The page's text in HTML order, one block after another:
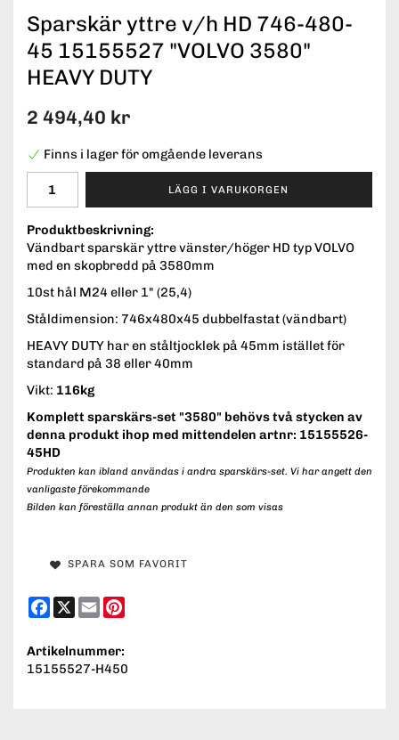
Sparskär yttre v/h HD 746-480-
45 15155527 "VOLVO 3580"
HEAVY DUTY
2 494,40 kr
Finns i lager för omgående leverans
LÄGG I VARUKORGEN
Produktbeskrivning:
Vändbart sparskär yttre vänster/höger HD typ VOLVO
med en skopbredd på 3580mm
10st hål M24 eller 1" (25,4)
Ståldimension: 746x480x45 dubbelfastat (vändbart)
HEAVY DUTY har en ståltjocklek på 45mm istället för
standard på 38 eller 40mm
Vikt: 116kg
Komplett sparskärs-set "3580" behövs två stycken av
denna produkt ihop med mittendelen artnr: 15155526-
45HD
Produkten kan ibland användas i andra sparskärs-set. Vi har angett den
vanligaste förekommande
Bilden kan föreställa annan produkt än den som visas
SPARA SOM FAVORIT
Facebook
X Email
Artikelnummer:
15155527-H450